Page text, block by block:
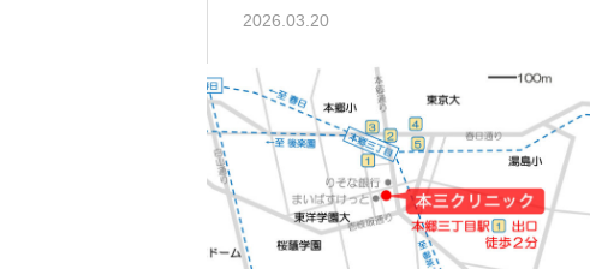
2026.03.20